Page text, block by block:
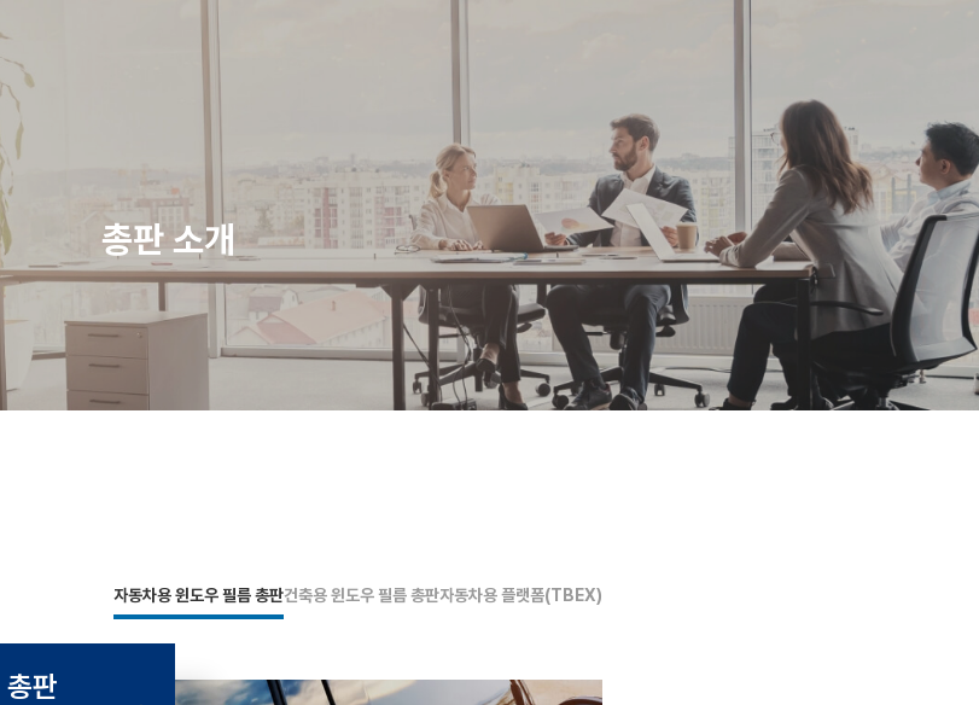
총판 소개
자동차용 윈도우 필름 총판건축용 윈도우 필름 총판자동차용 플랫폼(TBEX)
총판